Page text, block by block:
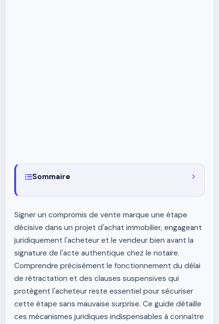
Sommaire
Signer un compromis de vente marque une étape
décisive dans un projet d'achat immobilier, engageant
juridiquement l'acheteur et le vendeur bien avant la
signature de l'acte authentique chez le notaire.
Comprendre précisément le fonctionnement du délai
de rétractation et des clauses suspensives qui
protègent l'acheteur reste essentiel pour sécuriser
cette étape sans mauvaise surprise. Ce guide détaille
ces mécanismes juridiques indispensables à connaître